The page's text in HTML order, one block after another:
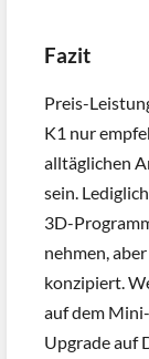
Fazit
Preis-
K1 nur
alltäglichen
sein.
3D-
nehmen,
konzipiert.
auf dem
Upgrade auf